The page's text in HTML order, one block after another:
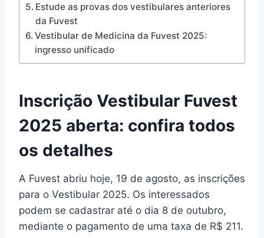
Estude as provas dos vestibulares anteriores
da Fuvest
Vestibular de Medicina da Fuvest 2025:
ingresso unificado
Inscrição Vestibular Fuvest
2025 aberta: confira todos
os detalhes
A Fuvest abriu hoje, 19 de agosto, as inscrições
para o Vestibular 2025. Os interessados
podem se cadastrar até o dia 8 de outubro,
mediante o pagamento de uma taxa de R$ 211.